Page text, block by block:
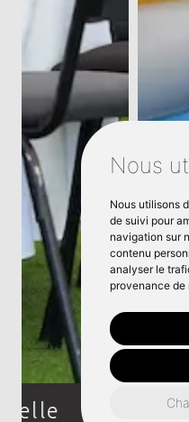
Nous
Nous utilisons
de suivi pour
navigation sur
contenu
analyser le
provenance de
Location